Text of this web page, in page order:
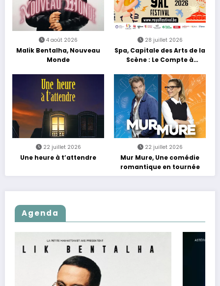
4 août 2026
Malik Bentalha, Nouveau
Monde
28 juillet 2026
Spa, Capitale des Arts de la
Scène : Le Compte à
22 juillet 2026
Une heure à t’attendre
22 juillet 2026
Mur Mure, Une comédie
romantique en tournée
Agenda